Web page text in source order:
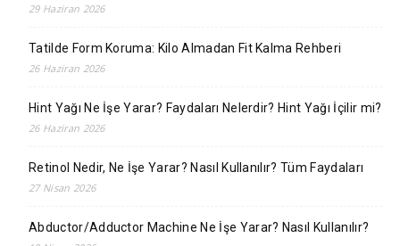
29 Haziran 2026
Tatilde Form Koruma: Kilo Almadan Fit Kalma Rehberi
26 Haziran 2026
Hint Yağı Ne İşe Yarar? Faydaları Nelerdir? Hint Yağı İçilir mi?
26 Haziran 2026
Retinol Nedir, Ne İşe Yarar? Nasıl Kullanılır? Tüm Faydaları
27 Nisan 2026
Abductor/Adductor Machine Ne İşe Yarar? Nasıl Kullanılır?